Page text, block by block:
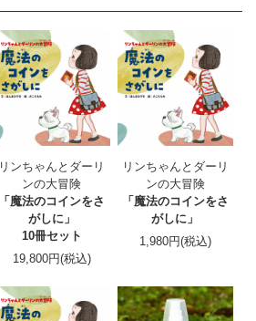
リンちゃんとダーリ
ンの大冒険
「魔法のコインをさ
がしに」
10冊セット
19,800円(税込)
リンちゃんとダーリ
ンの大冒険
「魔法のコインをさ
がしに」
1,980円(税込)